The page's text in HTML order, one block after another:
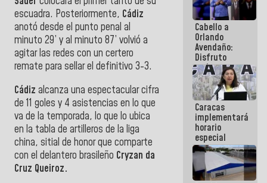
escuadra. Posteriormente, Cádiz
anotó desde el punto penal al
minuto 29’ y al minuto 87’ volvió a
agitar las redes con un certero
remate para sellar el definitivo 3-3.
Cádiz alcanza una espectacular cifra
de 11 goles y 4 asistencias en lo que
va de la temporada, lo que lo ubica
en la tabla de artilleros de la liga
china, sitial de honor que comparte
con el delantero brasileño Cryzan da
Cruz Queiroz.
Cabello a
Orlando
Avendaño:
Disfruto
cada vez
que escribes
porque lo
que haces
es
embarrarla
Caracas
implementará
horario
especial
para
adaptarse
al plan de
ahorro